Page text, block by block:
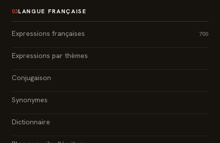
03LANGUE FRANÇAISE
Expressions françaises 700
Expressions par thèmes
Conjugaison
Synonymes
Dictionnaire